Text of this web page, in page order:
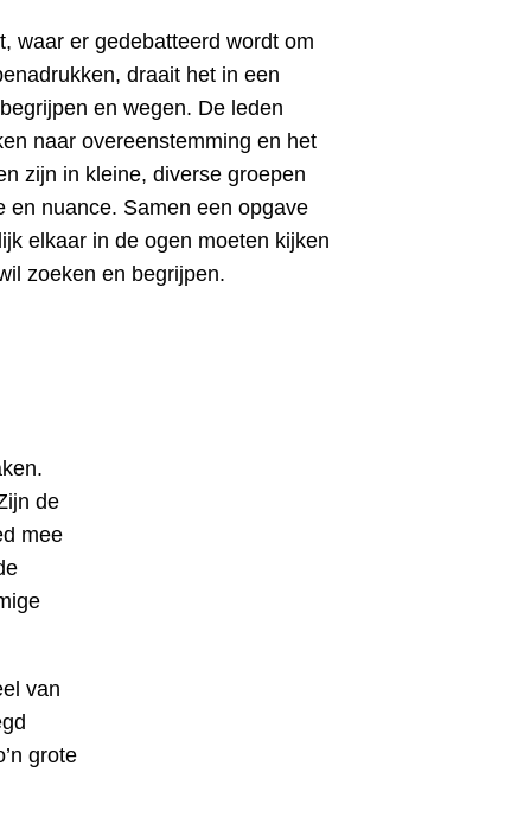
waar er gedebatteerd wordt om
draait het in een
en wegen. De leden
naar overeenstemming en het
zijn in kleine, diverse groepen
en nuance. Samen een opgave
elkaar in de ogen moeten kijken
zoeken en begrijpen.
de
mee
van
grote